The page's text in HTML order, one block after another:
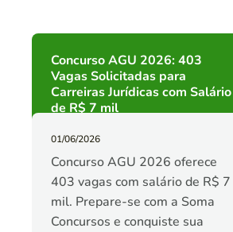
Concurso AGU 2026: 403
Vagas Solicitadas para
Carreiras Jurídicas com Salário
de R$ 7 mil
01/06/2026
Concurso AGU 2026 oferece
403 vagas com salário de R$ 7
mil. Prepare-se com a Soma
Concursos e conquiste sua